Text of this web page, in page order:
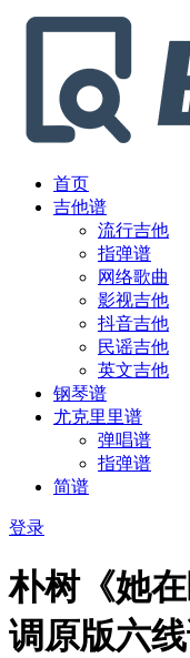
首页
吉他谱
流行吉他
指弹谱
网络歌曲
影视吉他
抖音吉他
民谣吉他
英文吉他
钢琴谱
尤克里里谱
弹唱谱
指弹谱
简谱
登录
朴树《她
调原版六